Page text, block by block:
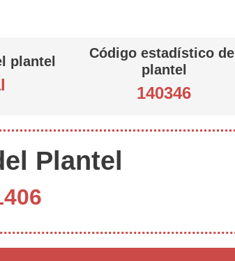
plantel
Código estadístico del
plantel
140346
Plantel